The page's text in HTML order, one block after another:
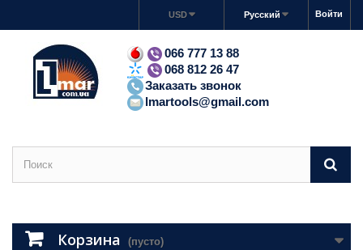
Войти
Русский
USD
066 777 13 88
068 812 26 47
Заказать звонок
lmartools@gmail.com
Корзина (пусто)